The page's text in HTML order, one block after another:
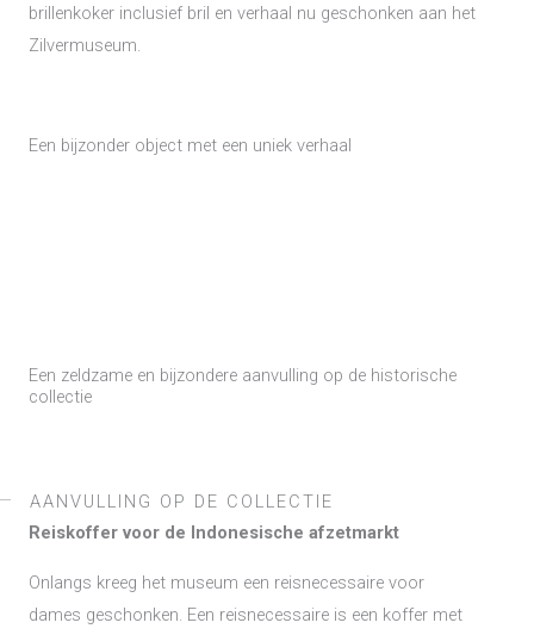
brillenkoker inclusief bril en verhaal nu geschonken aan het
Zilvermuseum.
Een bijzonder object met een uniek verhaal
Een zeldzame en bijzondere aanvulling op de historische
collectie
AANVULLING OP DE COLLECTIE
Reiskoffer voor de Indonesische afzetmarkt
Onlangs kreeg het museum een reisnecessaire voor
dames geschonken. Een reisnecessaire is een koffer met